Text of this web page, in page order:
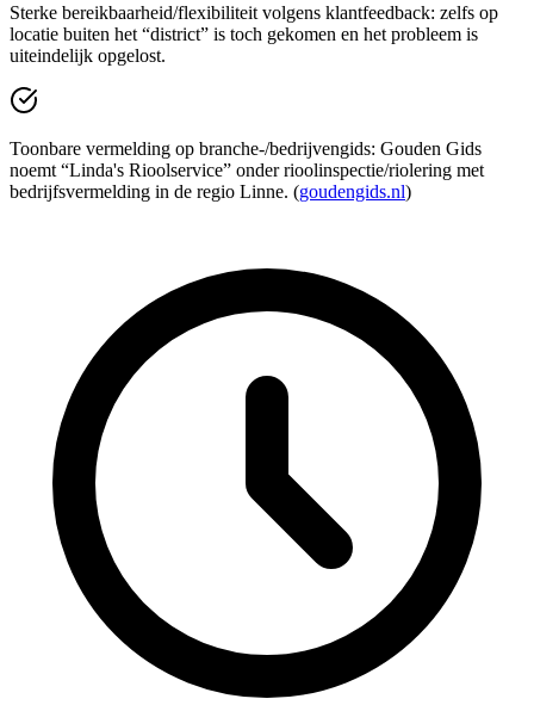
Sterke bereikbaarheid/flexibiliteit volgens klantfeedback: zelfs op
locatie buiten het “district” is toch gekomen en het probleem is
uiteindelijk opgelost.
Toonbare vermelding op branche-/bedrijvengids: Gouden Gids
noemt “Linda's Rioolservice” onder rioolinspectie/riolering met
bedrijfsvermelding in de regio Linne. (goudengids.nl)